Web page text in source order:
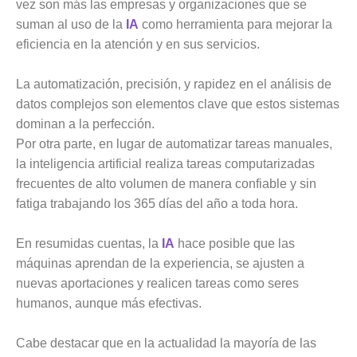
vez son más las empresas y organizaciones que se
suman al uso de la IA como herramienta para mejorar la
eficiencia en la atención y en sus servicios.
La automatización, precisión, y rapidez en el análisis de
datos complejos son elementos clave que estos sistemas
dominan a la perfección.
Por otra parte, en lugar de automatizar tareas manuales,
la inteligencia artificial realiza tareas computarizadas
frecuentes de alto volumen de manera confiable y sin
fatiga trabajando los 365 días del año a toda hora.
En resumidas cuentas, la IA hace posible que las
máquinas aprendan de la experiencia, se ajusten a
nuevas aportaciones y realicen tareas como seres
humanos, aunque más efectivas.
Cabe destacar que en la actualidad la mayoría de las